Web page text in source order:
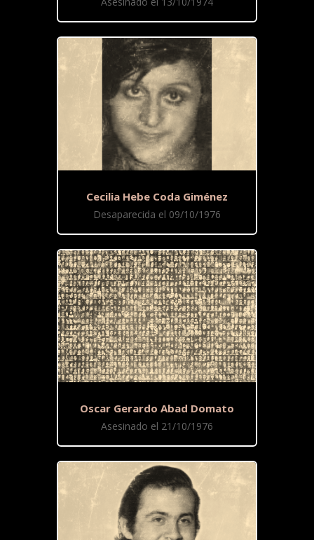
Cecilia Hebe Coda Giménez
Desaparecida el 09/10/1976
Oscar Gerardo Abad Domato
Asesinado el 21/10/1976